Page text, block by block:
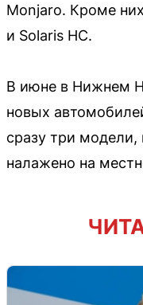
Monjaro. Кроме
и Solaris HC.
В июне в Нижнем
новых
сразу три модели,
налажено на